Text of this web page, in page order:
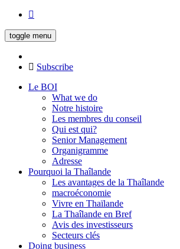
toggle menu
Subscribe
Le BOI
What we do
Notre histoire
Les membres du conseil
Qui est qui?
Senior Management
Organigramme
Adresse
Pourquoi la Thaîlande
Les avantages de la Thaîlande
macroéconomie
Vivre en Thaïlande
La Thaîlande en Bref
Avis des investisseurs
Secteurs clés
Doing business